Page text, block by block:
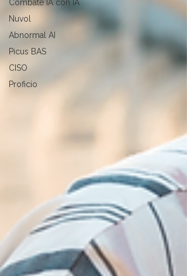
Combate IA con IA
Nuvol
Abnormal AI
Picus BAS
CISO
Proficio